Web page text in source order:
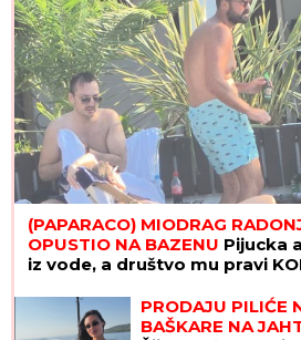
(PAPARACO) MIODRAG
OPUSTIO NA BAZENU Pijucka
iz vode, a društvo mu pravi
PRODAJU PILIĆE
BAŠKARE NA